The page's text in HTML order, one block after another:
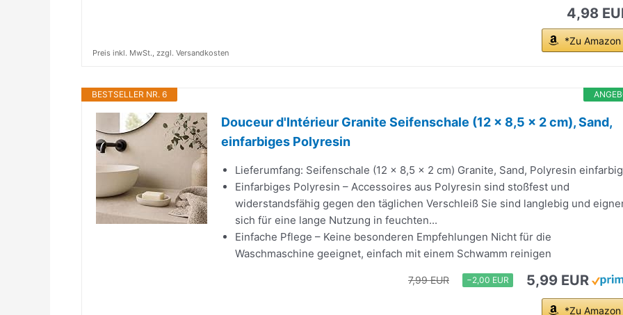
4,98
*Zu Amazon
Preis inkl. MwSt., zzgl. Versandkosten
BESTSELLER NR. 6
Douceur d'Intérieur Granite Seifenschale (12 x 8,5 x 2 cm), Sand,
einfarbiges Polyresin
Lieferumfang: Seifenschale (12 x 8,5 x 2 cm) Granite, Sand, Polyresin einfarbig
Einfarbiges Polyresin – Accessoires aus Polyresin sind stoßfest und
widerstandsfähig gegen den täglichen Verschleiß Sie sind langlebig und
sich für eine lange Nutzung in feuchten...
Einfache Pflege – Keine besonderen Empfehlungen Nicht für die
Waschmaschine geeignet, einfach mit einem Schwamm reinigen
7,99 EUR −2,00 EUR 5,99 EUR
*Zu Amazon